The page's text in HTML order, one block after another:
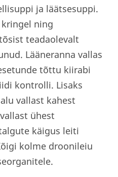
ja läätsesuppi.
ning
teadaolevalt
Lääneranna vallas
tõttu kiirabi
kontrolli. Lisaks
vallast kahest
ühest
käigus leiti
kolme droonileiu